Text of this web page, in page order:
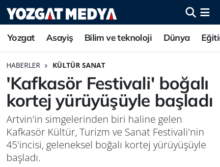
Yozgat Asayiş Bilim ve teknoloji Dünya
HABERLER KÜLTÜR SANAT
'Kafkasör Festivali' boğalı
kortej yürüyüşüyle başladı
Artvin'in simgelerinden biri haline gelen
Kafkasör Kültür, Turizm ve Sanat Festivali'nin
45'incisi, geleneksel boğalı kortej yürüyüşüyle
başladı.